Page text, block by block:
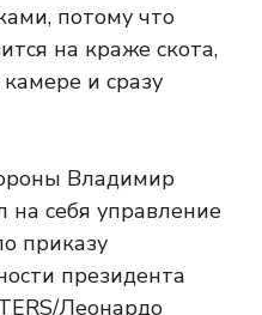
потому что
на краже скота,
и сразу